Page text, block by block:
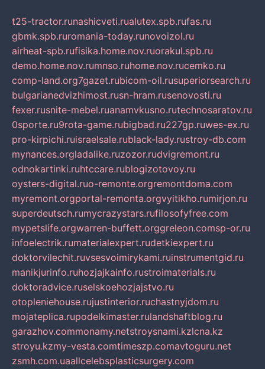
t25-tractor.runashicveti.rualutex.spb.rufas.ru
gbmk.spb.ruromania-today.runovoizol.ru
airheat-spb.rufisika.home.nov.ruorakul.spb.ru
demo.home.nov.rumnso.ruhome.nov.rucemko.ru
comp-land.org7gazet.rubicom-oil.rusuperiorsearch.ru
bulgarianedvizhimost.rusn-hram.rusenovosti.ru
fexer.rusnite-mebel.ruanamvkusno.rutechnosaratov.ru
0sporte.ru9rota-game.rubigbad.ru227gp.ruwes-ex.ru
pro-kirpichi.ruisraelsale.rublack-lady.rustroy-db.com
mynances.orgladalike.ruzozor.rudvigremont.ru
odnokartinki.ruhtccare.rublogizotovoy.ru
oysters-digital.ruo-remonte.orgremontdoma.com
myremont.orgportal-remonta.orgvyitikho.rumirjon.ru
superdeutsch.rumycrazystars.rufilosofyfree.com
mypetslife.orgwarren-buffett.orggreleon.comsp-or.ru
infoelectrik.rumaterialexpert.rudetkiexpert.ru
doktorvilechit.ruvsesvoimirykami.ruinstrumentgid.ru
manikjurinfo.ruhozjajkainfo.rustroimaterials.ru
doktoradvice.ruselskoehozjajstvo.ru
otopleniehouse.rujustinterior.ruchastnyjdom.ru
mojateplica.rupodelkimaster.rulandshaftblog.ru
garazhov.commonamy.netstroysnami.kzlcna.kz
stroyu.kzmy-vesta.comtimeszp.comavtoguru.net
zsmh.com.uaallcelebsplasticsurgery.com